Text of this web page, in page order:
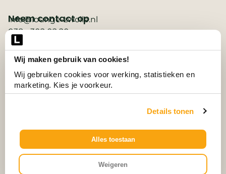
Wij maken gebruik van cookies!
Wij gebruiken cookies voor werking, statistieken en
marketing. Kies je voorkeur.
Details tonen
Alles toestaan
Weigeren
Belangrijke links
2D ontwerp
3D ontwerp
Collectie
Neem contact op
info@lounge-zwolle.nl
038 - 302 02 20
Anthony Fokkerstraat 3, 8013 NS Zwolle
© Alle Rechten Voorbehouden.